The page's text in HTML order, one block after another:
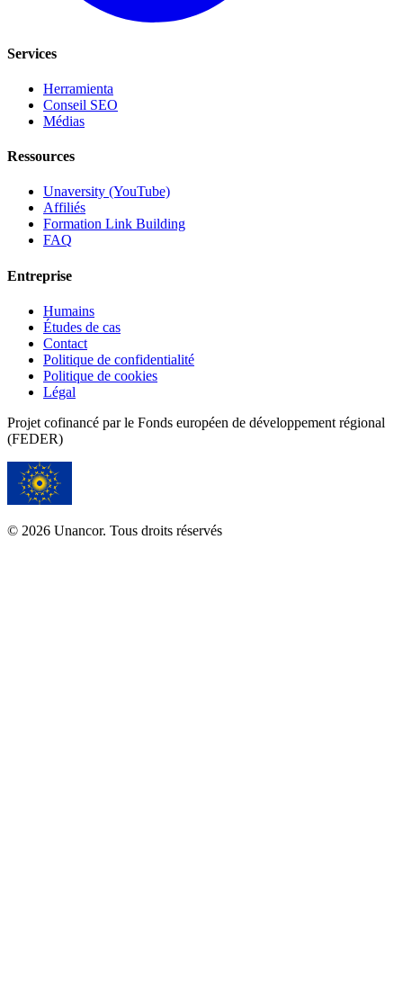
Services
Herramienta
Conseil SEO
Médias
Ressources
Unaversity (YouTube)
Affiliés
Formation Link Building
FAQ
Entreprise
Humains
Études de cas
Contact
Politique de confidentialité
Politique de cookies
Légal
Projet cofinancé par le Fonds européen de développement régional
(FEDER)
© 2026 Unancor. Tous droits réservés